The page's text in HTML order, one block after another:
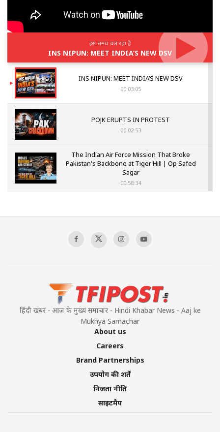
इस समय चल रहा है
INS NIPUN: MEET INDIA’S NEW DSV
INS NIPUN: MEET INDIA’S NEW DSV
00:03:05
POJK ERUPTS IN PROTEST
00:02:53
The Indian Air Force Mission That Broke
Pakistan's Backbone at Tiger Hill | Op Safed
Sagar
00:58:34
हिंदी खबर - आज के मुख्य समाचार - Hindi Khabar News - Aaj ke
Mukhya Samachar
About us
Careers
Brand Partnerships
उपयोग की शर्तें
निजता नीति
साइटमैप